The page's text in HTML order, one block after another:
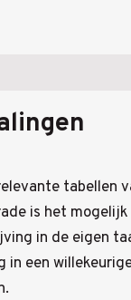
tabellen
is het
in de eigen
in een